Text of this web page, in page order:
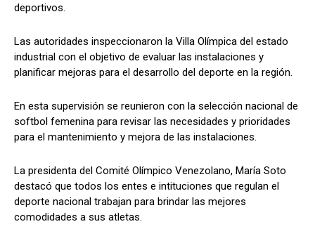
deportivos.
Las autoridades inspeccionaron la Villa Olímpica del estado
industrial con el objetivo de evaluar las instalaciones y
planificar mejoras para el desarrollo del deporte en la región.
En esta supervisión se reunieron con la selección nacional de
softbol femenina para revisar las necesidades y prioridades
para el mantenimiento y mejora de las instalaciones.
La presidenta del Comité Olímpico Venezolano, María Soto
destacó que todos los entes e intituciones que regulan el
deporte nacional trabajan para brindar las mejores
comodidades a sus atletas.